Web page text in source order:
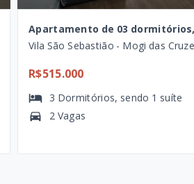
Vila São Sebastião - Mogi das
R$515.000
3 Dormitórios, sendo 1 suíte
2 Vagas